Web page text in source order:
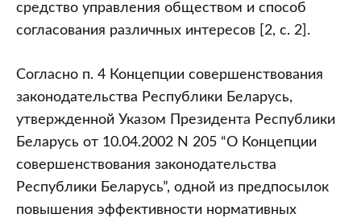
средство управления обществом и способ
согласования различных интересов [2, с. 2].
Согласно п. 4 Концепции совершенствования
законодательства Республики Беларусь,
утвержденной Указом Президента Республики
Беларусь от 10.04.2002 N 205 “О Концепции
совершенствования законодательства
Республики Беларусь”, одной из предпосылок
повышения эффективности нормативных